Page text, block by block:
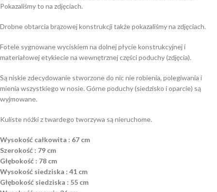
Pokazaliśmy to na zdjęciach.
Drobne obtarcia brązowej konstrukcji także pokazaliśmy na zdjęciach.
Fotele sygnowane wyciskiem na dolnej płycie konstrukcyjnej i
materiałowej etykiecie na wewnętrznej części poduchy (zdjęcia).
Są niskie zdecydowanie stworzone do nic nie robienia, polegiwania i
mienia wszystkiego w nosie. Górne poduchy (siedzisko i oparcie) są
wyjmowane.
Kuliste nóżki z twardego tworzywa są nieruchome.
Wysokość całkowita : 67 cm
Szerokość : 79 cm
Głębokość : 78 cm
Wysokość siedziska : 41 cm
Głębokość siedziska : 55 cm